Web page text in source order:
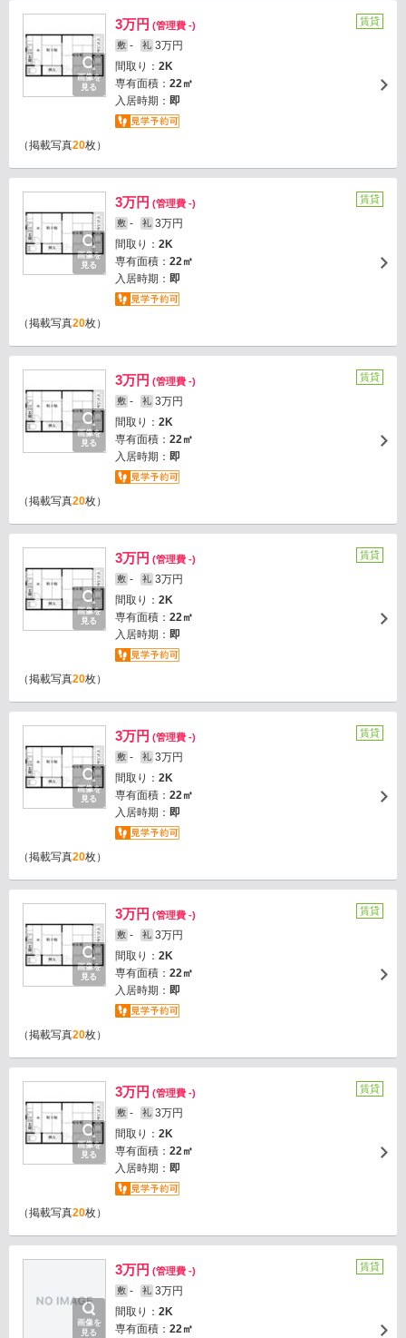
画像を
見る
3万円 (管理費 -)
敷 - 礼 3万円
間取り： 2K
専有面積： 22㎡
入居時期： 即
賃貸
（掲載写真20枚）
画像を
見る
3万円 (管理費 -)
敷 - 礼 3万円
間取り： 2K
専有面積： 22㎡
入居時期： 即
賃貸
（掲載写真20枚）
画像を
見る
3万円 (管理費 -)
敷 - 礼 3万円
間取り： 2K
専有面積： 22㎡
入居時期： 即
賃貸
（掲載写真20枚）
画像を
見る
3万円 (管理費 -)
敷 - 礼 3万円
間取り： 2K
専有面積： 22㎡
入居時期： 即
賃貸
（掲載写真20枚）
画像を
見る
3万円 (管理費 -)
敷 - 礼 3万円
間取り： 2K
専有面積： 22㎡
入居時期： 即
賃貸
（掲載写真20枚）
画像を
見る
3万円 (管理費 -)
敷 - 礼 3万円
間取り： 2K
専有面積： 22㎡
入居時期： 即
賃貸
（掲載写真20枚）
画像を
見る
3万円 (管理費 -)
敷 - 礼 3万円
間取り： 2K
専有面積： 22㎡
入居時期： 即
賃貸
（掲載写真20枚）
画像を
見る
3万円 (管理費 -)
敷 - 礼 3万円
間取り： 2K
専有面積： 22㎡
賃貸